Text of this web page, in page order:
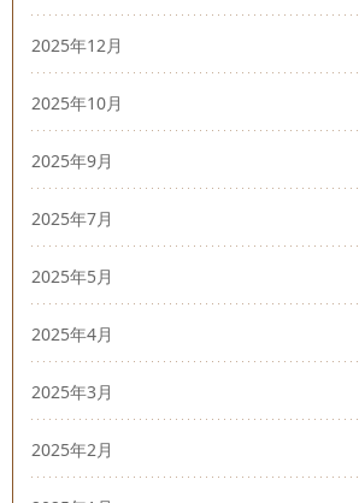
2025年12月
2025年10月
2025年9月
2025年7月
2025年5月
2025年4月
2025年3月
2025年2月